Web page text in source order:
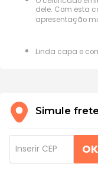
dele. Com esta
apresentação
Linda capa e
Simule
OK